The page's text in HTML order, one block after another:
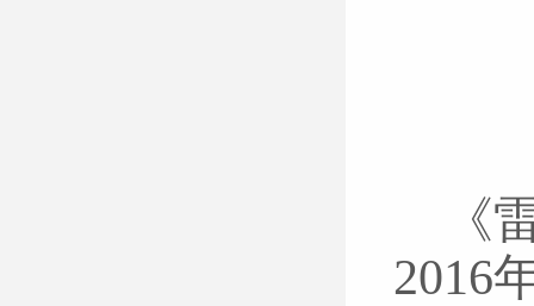
《
2016